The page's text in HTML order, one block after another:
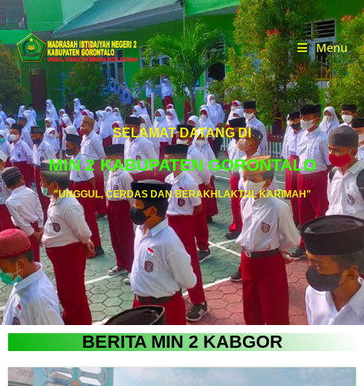
Menu
SELAMAT DATANG DI
MIN 2 KABUPATEN GORONTALO
"UNGGUL, CERDAS DAN BERAKHLAKTUL KARIMAH"
BERITA MIN 2 KABGOR